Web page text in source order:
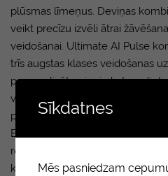
plūsmas līmeņus. Deviņas
veikt precīzu izvēli ātrai
veidošanai. Ultimate AI Pulse
trīs augstas klases veidošanas
personalizētu pieeju katram
veiktspējas bezķemmes motors
plūsma (90 m³/h), paaugstināts
Booster funkcija: 95 m³/h •
režīmi (Care/Max) ar 9
kombinācijām katrā • Dual
Sīkdatnes
Mēs pasniedzam